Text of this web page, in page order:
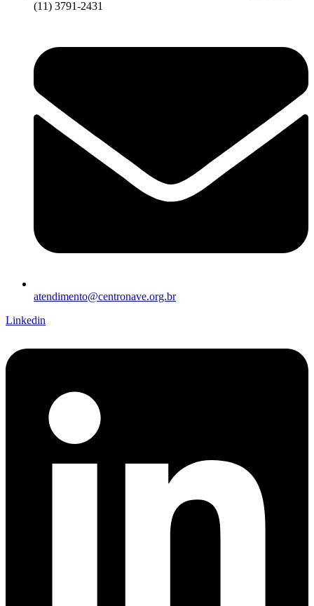
(11) 3791-2431
atendimento@centronave.org.br
Linkedin